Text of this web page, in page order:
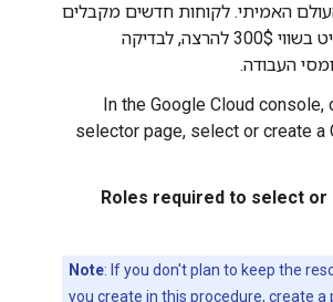
האמיתי. לקוחות חדשים מקבלים
בחינם גם קרדיט בשווי 300$ להרצה, לבדיקה
העבודה.
In the Google Cloud
selector page, select or
Roles required to
Note: If you don't plan to keep
you create in this procedure,